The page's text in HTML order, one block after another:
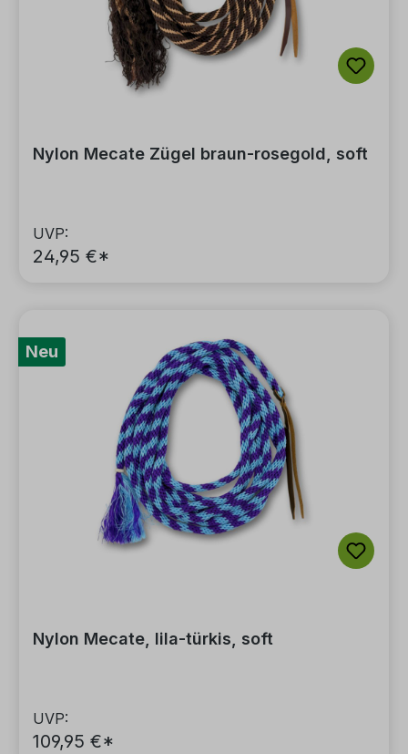
Nylon Mecate Zügel braun-rosegold, soft
UVP:
24,95 €*
Neu
Nylon Mecate, lila-türkis, soft
UVP:
109,95 €*